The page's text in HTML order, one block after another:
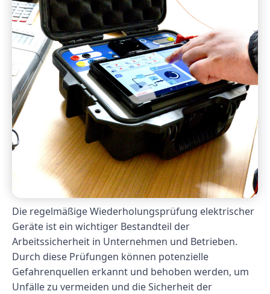
Die regelmäßige Wiederholungsprüfung elektrischer
Geräte ist ein wichtiger Bestandteil der
Arbeitssicherheit in Unternehmen und Betrieben.
Durch diese Prüfungen können potenzielle
Gefahrenquellen erkannt und behoben werden, um
Unfälle zu vermeiden und die Sicherheit der